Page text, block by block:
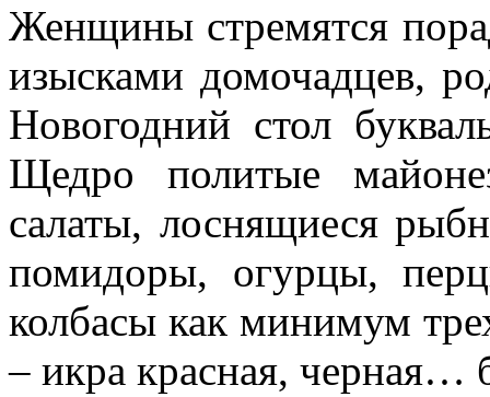
Женщины стремятся
изысками домочадцев,
Новогодний стол
Щедро политые
салаты, лоснящиеся
помидоры, огурцы,
колбасы как минимум
– икра красная, черная…